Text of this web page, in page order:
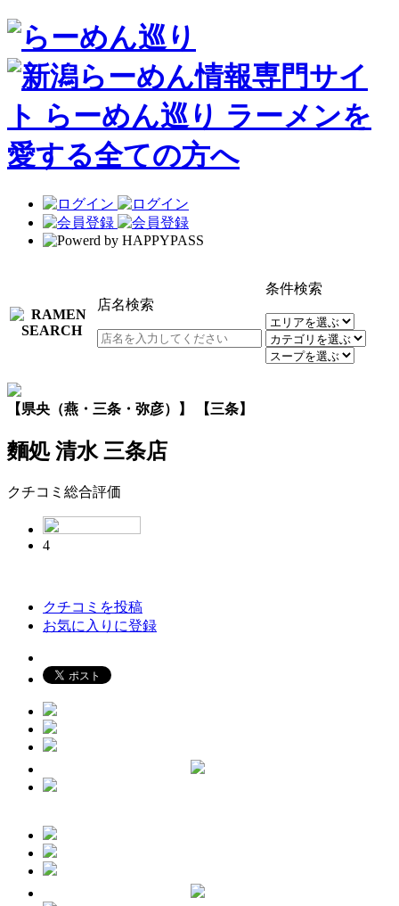
店名検索
条件検索
【県央（燕・三条・弥彦）】 【三条】
麵処 清水 三条店
クチコミ総合評価
4
クチコミを投稿
お気に入りに登録